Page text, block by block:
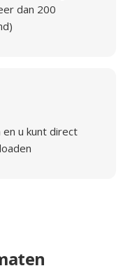
dan 200
u kunt direct